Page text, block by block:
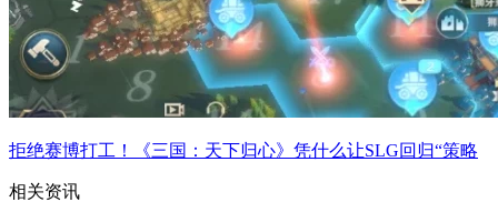
拒绝赛博打工！《三国：天下归心》凭什么让SLG回归“策略
相关资讯